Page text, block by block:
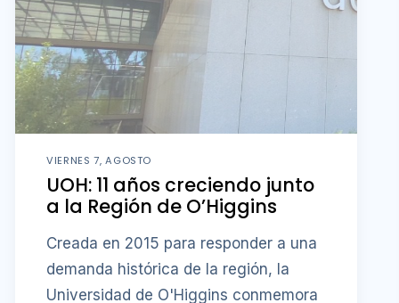
VIERNES 7, AGOSTO
UOH: 11 años creciendo junto
a la Región de O’Higgins
Creada en 2015 para responder a una
demanda histórica de la región, la
Universidad de O'Higgins conmemora